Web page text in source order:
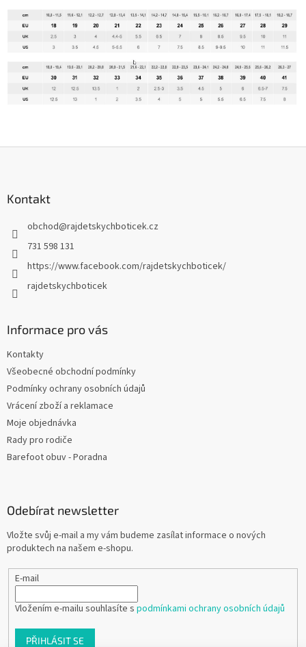
Kontakt
obchod@rajdetskychboticek.cz
731 598 131
https://www.facebook.com/rajdetskychboticek/
rajdetskychboticek
Informace pro vás
Kontakty
Všeobecné obchodní podmínky
Podmínky ochrany osobních údajů
Vrácení zboží a reklamace
Moje objednávka
Rady pro rodiče
Barefoot obuv - Poradna
Odebírat newsletter
Vložte svůj e-mail a my vám budeme zasílat informace o nových
produktech na našem e-shopu.
E-mail
Vložením e-mailu souhlasíte s podmínkami ochrany osobních údajů
PŘIHLÁSIT SE